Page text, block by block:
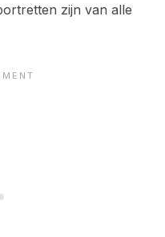
zijn van alle